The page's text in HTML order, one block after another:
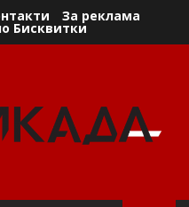
За реклама
Бисквитки